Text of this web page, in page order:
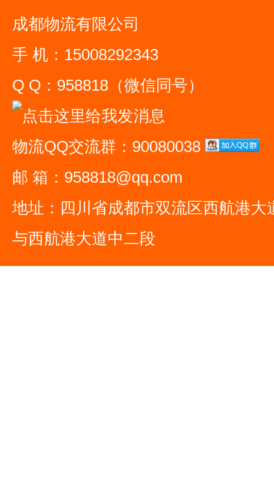
成都物流有限公司
手 机：15008292343
Q Q：958818（微信同号）
物流QQ交流群：90080038
邮 箱：958818@qq.com
地址：四川省成都市双流区西航港大
与西航港大道中二段